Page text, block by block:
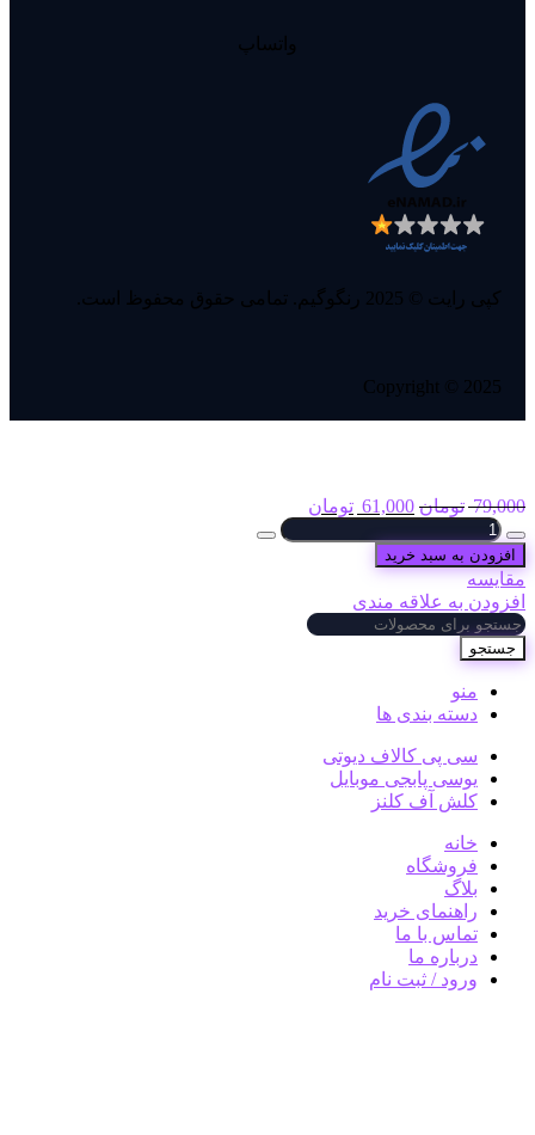
واتساپ
کپی رایت © 2025 رنگوگیم. تمامی حقوق محفوظ است.
Copyright © 2025
79,000 تومان 61,000 تومان
افزودن به سبد خرید
مقایسه
افزودن به علاقه مندی
جستجو
منو
دسته بندی ها
سی پی کالاف دیوتی
یوسی پابجی موبایل
کلش آف کلنز
خانه
فروشگاه
بلاگ
راهنمای خرید
تماس با ما
درباره ما
ورود / ثبت نام